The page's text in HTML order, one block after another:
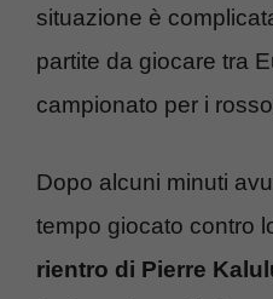
situazione è
partite da giocare tra
campionato per i
Dopo alcuni minuti
tempo giocato contro
rientro di Pierre